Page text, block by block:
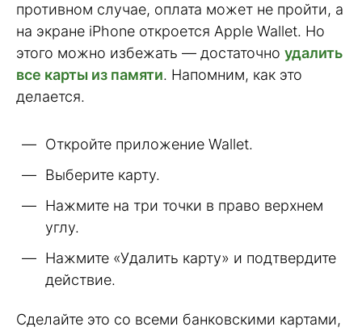
противном случае, оплата может не пройти, а
на экране iPhone откроется Apple Wallet. Но
этого можно избежать — достаточно удалить
все карты из памяти. Напомним, как это
делается.
Откройте приложение Wallet.
Выберите карту.
Нажмите на три точки в право верхнем
углу.
Нажмите «Удалить карту» и подтвердите
действие.
Сделайте это со всеми банковскими картами,